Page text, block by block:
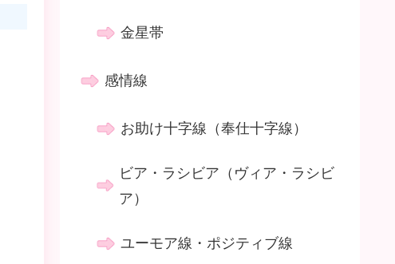
金星帯
感情線
お助け十字線（奉仕十字線）
ビア・ラシビア（ヴィア・ラシビ
ア）
ユーモア線・ポジティブ線